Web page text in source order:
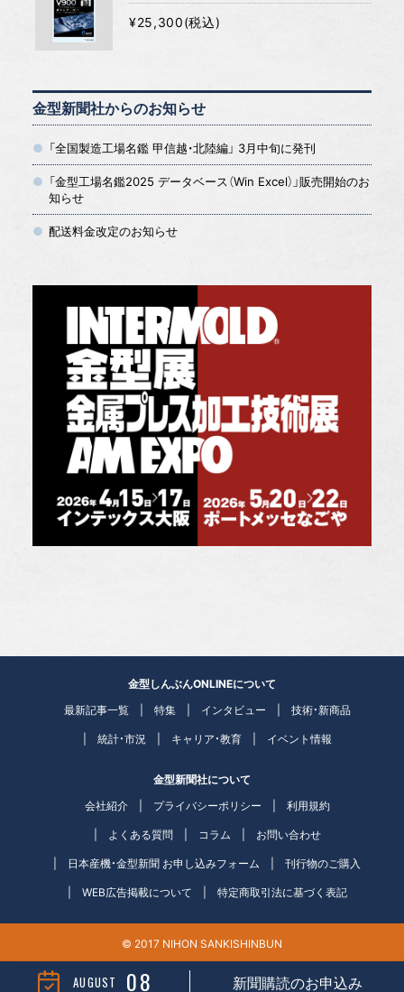
AUGUST 08 新聞購読のお申込み
¥25,300(税込)
金型新聞社からのお知らせ
「全国製造工場名鑑 甲信越・北陸編」 3月中旬に発刊
「金型工場名鑑2025 データベース（Win Excel）」販売開始のお
知らせ
配送料金改定のお知らせ
金型しんぶんONLINEについて
最新記事一覧
特集 インタビュー 技術・新商品
統計・市況 キャリア・教育 イベント情報
金型新聞社について
会社紹介
プライバシーポリシー 利用規約
よくある質問 コラム お問い合わせ
日本産機・金型新聞 お申し込みフォーム 刊行物のご購入
WEB広告掲載について 特定商取引法に基づく表記
© 2017 NIHON SANKISHINBUN